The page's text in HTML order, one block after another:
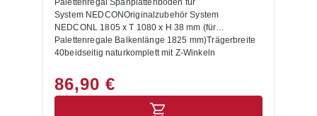
Palettenregal Spanplattenboden für
System NEDCONOriginalzubehör System
NEDCONL 1805 x T 1080 x H 38 mm (für
Palettenregale Balkenlänge 1825 mm)Trägerbreite
40beidseitig naturkomplett mit Z-Winkeln
86,90 €